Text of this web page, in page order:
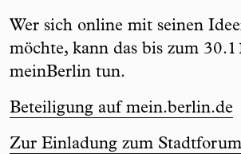
Wer sich online mit seinen
möchte, kann das bis zum
meinBerlin tun.
Beteiligung auf mein.berlin.de
Zur Einladung zum